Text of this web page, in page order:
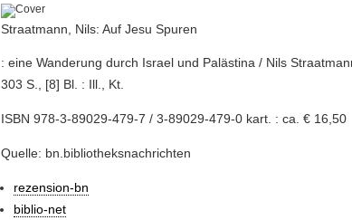
Straatmann, Nils: Auf Jesu Spuren
: eine Wanderung durch Israel und Palästina / Nils
303 S., [8] Bl. : Ill., Kt.
ISBN 978-3-89029-479-7 / 3-89029-479-0 kart. : ca. € 16,50
Quelle: bn.bibliotheksnachrichten
rezension-bn
biblio-net